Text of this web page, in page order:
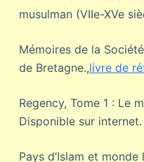
musulman (VIIe-XVe
Mémoires de la
de Bretagne.,livre de
Regency, Tome 1 : Le
Disponible sur internet.
Pays d’Islam et monde